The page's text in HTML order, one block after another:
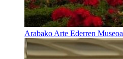
Arabako Arte Ederren Museoa